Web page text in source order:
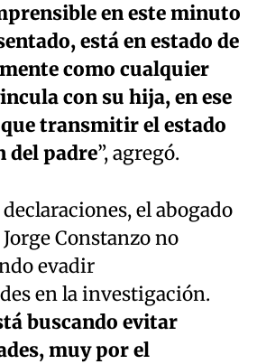
en este minuto
está en estado de
como cualquier
con su hija, en ese
transmitir el estado
del padre”, agregó.
el abogado
Constanzo no
evadir
en la investigación.
buscando evitar
muy por el